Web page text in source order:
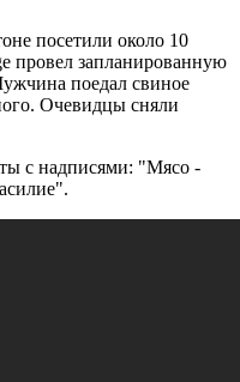
посетили около 10
провел запланированную
поедал свиное
Очевидцы сняли
с надписями: "Мясо -